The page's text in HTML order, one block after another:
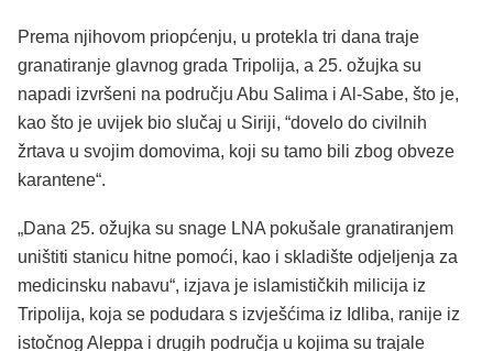
Prema njihovom priopćenju, u protekla tri dana traje
granatiranje glavnog grada Tripolija, a 25. ožujka su
napadi izvršeni na području Abu Salima i Al-Sabe, što je,
kao što je uvijek bio slučaj u Siriji, “dovelo do civilnih
žrtava u svojim domovima, koji su tamo bili zbog obveze
karantene“.
„Dana 25. ožujka su snage LNA pokušale granatiranjem
uništiti stanicu hitne pomoći, kao i skladište odjeljenja za
medicinsku nabavu“, izjava je islamističkih milicija iz
Tripolija, koja se podudara s izvješćima iz Idliba, ranije iz
istočnog Aleppa i drugih područja u kojima su trajale